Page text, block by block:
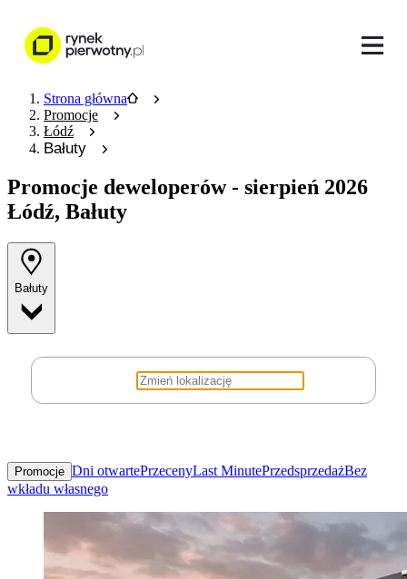
Strona główna
Promocje
Łódź
Bałuty
Promocje deweloperów - sierpień 2026
Łódź, Bałuty
Bałuty
Promocje Dni otwartePrzecenyLast MinutePrzedsprzedażBez
wkładu własnego